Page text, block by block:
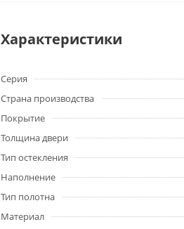
Характеристики
Серия
Страна производства
Покрытие
Толщина двери
Тип остекления
Наполнение
Тип полотна
Материал